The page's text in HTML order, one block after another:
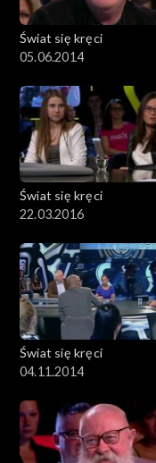
Świat się kręci
05.06.2014
Świat się kręci
22.03.2016
Świat się kręci
04.11.2014